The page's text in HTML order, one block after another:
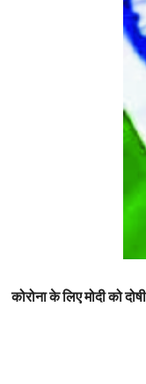
कोरोना के लिए मोदी को